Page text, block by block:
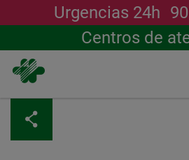
contenido
principal
Urgencias 24h
Centros de